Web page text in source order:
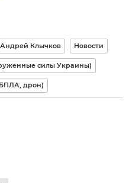
Андрей Клычков Новости
силы Украины)
дрон)